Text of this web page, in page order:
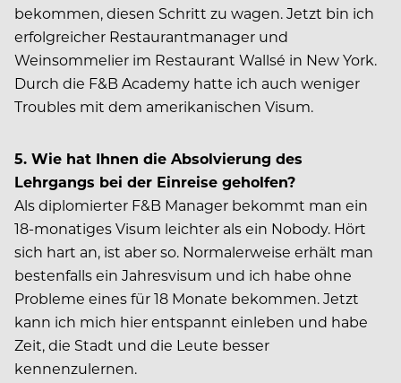
bekommen, diesen Schritt zu wagen. Jetzt bin ich
erfolgreicher Restaurantmanager und
Weinsommelier im Restaurant Wallsé in New York.
Durch die F&B Academy hatte ich auch weniger
Troubles mit dem amerikanischen Visum.
5. Wie hat Ihnen die Absolvierung des
Lehrgangs bei der Einreise geholfen?
Als diplomierter F&B Manager bekommt man ein
18-monatiges Visum leichter als ein Nobody. Hört
sich hart an, ist aber so. Normalerweise erhält man
bestenfalls ein Jahresvisum und ich habe ohne
Probleme eines für 18 Monate bekommen. Jetzt
kann ich mich hier entspannt einleben und habe
Zeit, die Stadt und die Leute besser
kennenzulernen.